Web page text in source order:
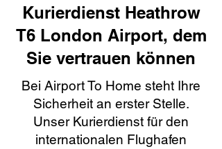
Kurierdienst Heathrow
T6 London Airport, dem
Sie vertrauen können
Bei Airport To Home steht Ihre
Sicherheit an erster Stelle.
Unser Kurierdienst für den
internationalen Flughafen